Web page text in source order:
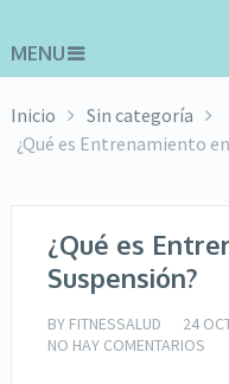
MENU
Inicio
Sin categoría
¿Qué es Entrenamiento
¿Qué es
Suspensión?
BY FITNESSALUD 24
NO HAY COMENTARIOS